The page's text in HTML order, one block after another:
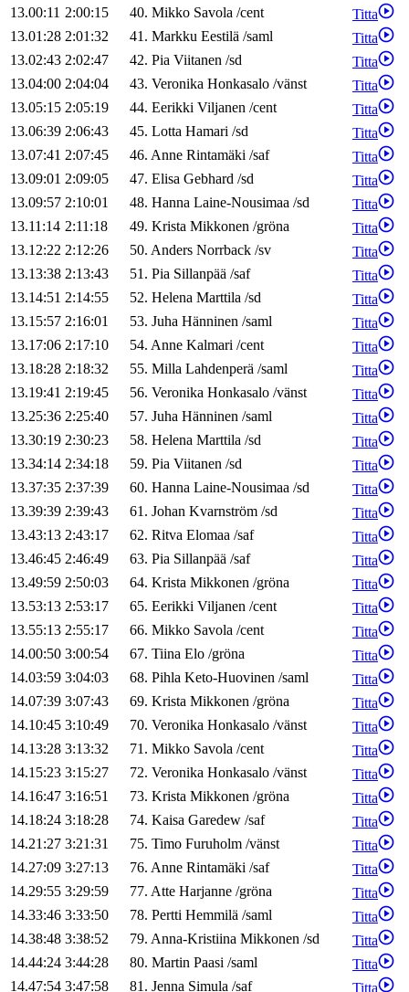
13.00:11 2:00:15 40. Mikko Savola /cent
Titta
13.01:28 2:01:32 41. Markku Eestilä /saml
Titta
13.02:43 2:02:47 42. Pia Viitanen /sd
Titta
13.04:00 2:04:04 43. Veronika Honkasalo /vänst
Titta
13.05:15 2:05:19 44. Eerikki Viljanen /cent
Titta
13.06:39 2:06:43 45. Lotta Hamari /sd
Titta
13.07:41 2:07:45 46. Anne Rintamäki /saf
Titta
13.09:01 2:09:05 47. Elisa Gebhard /sd
Titta
13.09:57 2:10:01 48. Hanna Laine-Nousimaa /sd
Titta
13.11:14 2:11:18 49. Krista Mikkonen /gröna
Titta
13.12:22 2:12:26 50. Anders Norrback /sv
Titta
13.13:38 2:13:43 51. Pia Sillanpää /saf
Titta
13.14:51 2:14:55 52. Helena Marttila /sd
Titta
13.15:57 2:16:01 53. Juha Hänninen /saml
Titta
13.17:06 2:17:10 54. Anne Kalmari /cent
Titta
13.18:28 2:18:32 55. Milla Lahdenperä /saml
Titta
13.19:41 2:19:45 56. Veronika Honkasalo /vänst
Titta
13.25:36 2:25:40 57. Juha Hänninen /saml
Titta
13.30:19 2:30:23 58. Helena Marttila /sd
Titta
13.34:14 2:34:18 59. Pia Viitanen /sd
Titta
13.37:35 2:37:39 60. Hanna Laine-Nousimaa /sd
Titta
13.39:39 2:39:43 61. Johan Kvarnström /sd
Titta
13.43:13 2:43:17 62. Ritva Elomaa /saf
Titta
13.46:45 2:46:49 63. Pia Sillanpää /saf
Titta
13.49:59 2:50:03 64. Krista Mikkonen /gröna
Titta
13.53:13 2:53:17 65. Eerikki Viljanen /cent
Titta
13.55:13 2:55:17 66. Mikko Savola /cent
Titta
14.00:50 3:00:54 67. Tiina Elo /gröna
Titta
14.03:59 3:04:03 68. Pihla Keto-Huovinen /saml
Titta
14.07:39 3:07:43 69. Krista Mikkonen /gröna
Titta
14.10:45 3:10:49 70. Veronika Honkasalo /vänst
Titta
14.13:28 3:13:32 71. Mikko Savola /cent
Titta
14.15:23 3:15:27 72. Veronika Honkasalo /vänst
Titta
14.16:47 3:16:51 73. Krista Mikkonen /gröna
Titta
14.18:24 3:18:28 74. Kaisa Garedew /saf
Titta
14.21:27 3:21:31 75. Timo Furuholm /vänst
Titta
14.27:09 3:27:13 76. Anne Rintamäki /saf
Titta
14.29:55 3:29:59 77. Atte Harjanne /gröna
Titta
14.33:46 3:33:50 78. Pertti Hemmilä /saml
Titta
14.38:48 3:38:52 79. Anna-Kristiina Mikkonen /sd
Titta
14.44:24 3:44:28 80. Martin Paasi /saml
Titta
14.47:54 3:47:58 81. Jenna Simula /saf Titta